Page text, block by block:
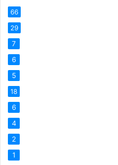
66
29
7
6
5
18
6
4
2
1